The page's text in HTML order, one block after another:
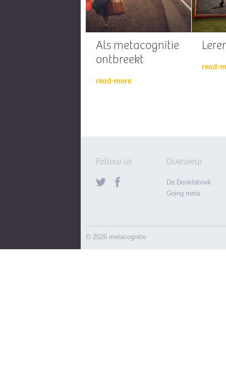
Als metacognitie
ontbreekt
read-more
read-
Follow us Overview
De Denkfabriek
Going meta
© 2026 metacognitie